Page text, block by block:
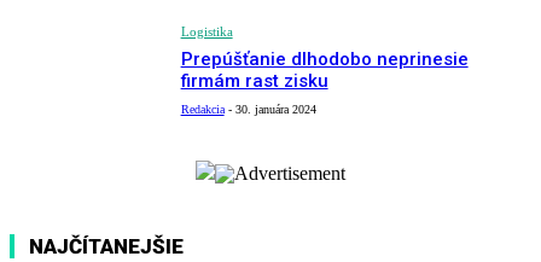
Logistika
Prepúšťanie dlhodobo neprinesie
firmám rast zisku
Redakcia - 30. januára 2024
NAJČÍTANEJŠIE